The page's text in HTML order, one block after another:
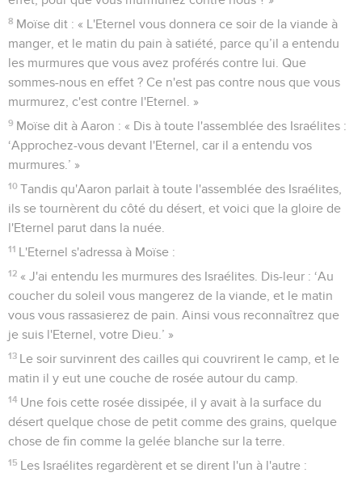
8 Moïse dit : « L'Eternel vous donnera ce soir de la viande à
manger, et le matin du pain à satiété, parce qu’il a entendu
les murmures que vous avez proférés contre lui. Que
sommes-nous en effet ? Ce n'est pas contre nous que vous
murmurez, c'est contre l'Eternel. »
9 Moïse dit à Aaron : « Dis à toute l'assemblée des Israélites :
‘Approchez-vous devant l'Eternel, car il a entendu vos
murmures.’ »
10 Tandis qu'Aaron parlait à toute l'assemblée des Israélites,
ils se tournèrent du côté du désert, et voici que la gloire de
l'Eternel parut dans la nuée.
11 L'Eternel s'adressa à Moïse :
12 « J'ai entendu les murmures des Israélites. Dis-leur : ‘Au
coucher du soleil vous mangerez de la viande, et le matin
vous vous rassasierez de pain. Ainsi vous reconnaîtrez que
je suis l'Eternel, votre Dieu.’ »
13 Le soir survinrent des cailles qui couvrirent le camp, et le
matin il y eut une couche de rosée autour du camp.
14 Une fois cette rosée dissipée, il y avait à la surface du
désert quelque chose de petit comme des grains, quelque
chose de fin comme la gelée blanche sur la terre.
15 Les Israélites regardèrent et se dirent l'un à l'autre :